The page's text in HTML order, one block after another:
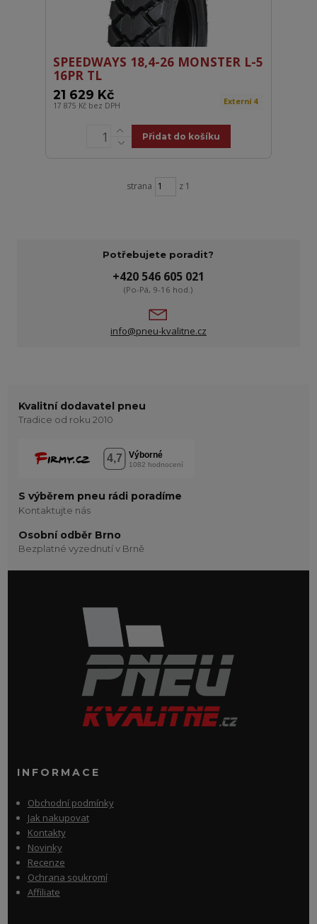
SPEEDWAYS 18,4-26 MONSTER L-5
16PR TL
21 629 Kč
17 875 Kč bez DPH Externí 4
Přidat do košíku
strana z 1
Potřebujete poradit?
+420 546 605 021
(Po-Pá, 9-16 hod.)
info@pneu-kvalitne.cz
Kvalitní dodavatel pneu
Tradice od roku 2010
S výběrem pneu rádi poradíme
Kontaktujte nás
Osobní odběr Brno
Bezplatné vyzednutí v Brně
INFORMACE
Obchodní podmínky
Jak nakupovat
Kontakty
Novinky
Recenze
Ochrana soukromí
Affiliate